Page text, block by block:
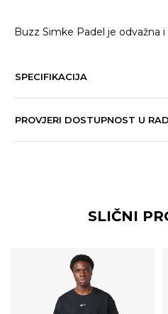
Buzz Simke Padel je odvažna
SPECIFIKACIJA
PROVJERI DOSTUPNOST U
SLIČNI